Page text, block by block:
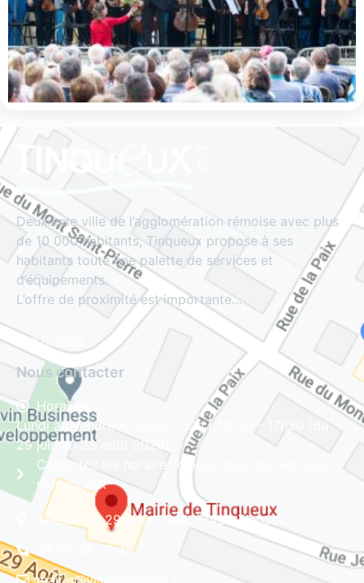
Deuxième ville de l’agglomération rémoise avec plus
de 10 000 habitants, Tinqueux propose à ses
habitants toute une palette de services et
d’équipements.
L’offre de proximité est importante…
Lire la suite
Nous contacter
Horaires
Lundi au vendredi : 8h30 - 12h | 13h30 - 17h30 (du
29 juin au 28 août 2026)
Consultez les horaires d'ouverture des services
municipaux
Avenue du 29 Août 1944, 51430 Tinqueux
03 26 08 23 45
mairie@ville-tinqueux.fr